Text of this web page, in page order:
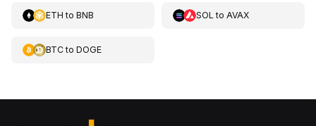
ETH to BNB SOL to AVAX
BTCto DOGE